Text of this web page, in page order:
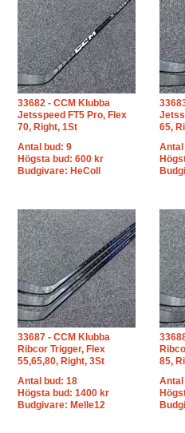
33682 - CCM Klubba
Jetsspeed FT5 Pro, Flex
70, Right, 1St
Antal bud: 9
Högsta bud: 600 kr
Budgivare: HeColl
65,
Antal
33687 - CCM Klubba
Ribcor Trigger, Flex
55,65,80, Right, 3St
Antal bud: 18
Högsta bud: 1400 kr
Budgivare: Melle12
85,
Antal